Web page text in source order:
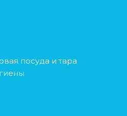
посуда и тара